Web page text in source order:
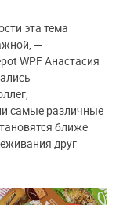
эта тема
—
WPF Анастасия
самые различные
ближе
друг